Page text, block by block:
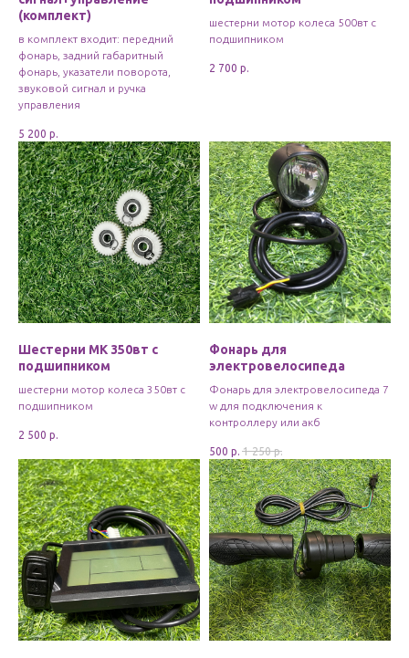
(комплект)
в комплект входит: передний
фонарь, задний габаритный
фонарь, указатели поворота,
звуковой сигнал и ручка
управления
5 200 р.
шестерни мотор колеса 500вт с
подшипником
2 700 р.
Шестерни МК 350вт с
подшипником
шестерни мотор колеса 350вт с
подшипником
2 500 р.
Фонарь для
электровелосипеда
Фонарь для электровелосипеда 7
w для подключения к
контроллеру или акб
500 р. 1 250 р.